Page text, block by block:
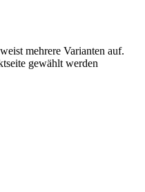
mehrere Varianten auf.
gewählt werden